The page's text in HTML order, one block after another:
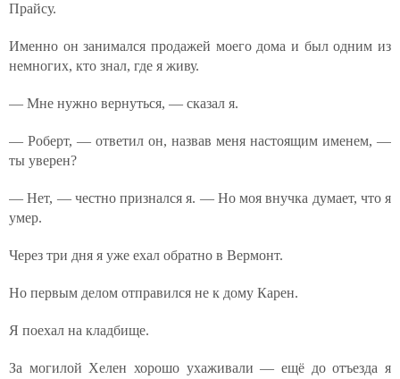
Прайсу.
Именно он занимался продажей моего дома и был одним из
немногих, кто знал, где я живу.
— Мне нужно вернуться, — сказал я.
— Роберт, — ответил он, назвав меня настоящим именем, —
ты уверен?
— Нет, — честно признался я. — Но моя внучка думает, что я
умер.
Через три дня я уже ехал обратно в Вермонт.
Но первым делом отправился не к дому Карен.
Я поехал на кладбище.
За могилой Хелен хорошо ухаживали — ещё до отъезда я